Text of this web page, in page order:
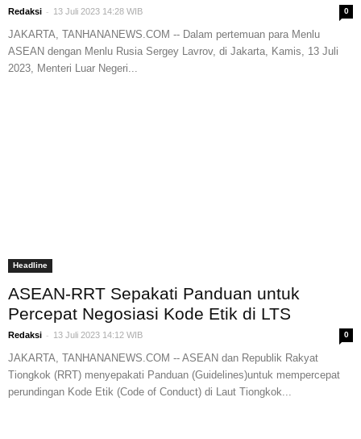
Redaksi - 13 Juli 2023 14:28 WIB 0
JAKARTA, TANHANANEWS.COM -- Dalam pertemuan para Menlu
ASEAN dengan Menlu Rusia Sergey Lavrov, di Jakarta, Kamis, 13 Juli
2023, Menteri Luar Negeri...
Headline
ASEAN-RRT Sepakati Panduan untuk
Percepat Negosiasi Kode Etik di LTS
Redaksi - 13 Juli 2023 14:12 WIB 0
JAKARTA, TANHANANEWS.COM -- ASEAN dan Republik Rakyat
Tiongkok (RRT) menyepakati Panduan (Guidelines)untuk mempercepat
perundingan Kode Etik (Code of Conduct) di Laut Tiongkok...